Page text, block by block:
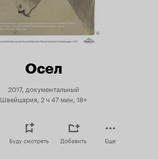
Осел
2017, документальный
Швейцария, 2 ч 47 мин, 18+
Буду смотреть Добавить Еще